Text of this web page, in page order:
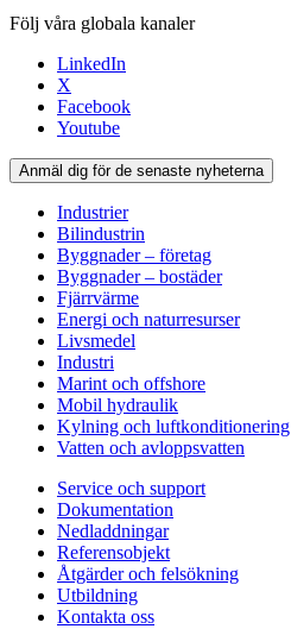
Följ våra globala kanaler
LinkedIn
X
Facebook
Youtube
Anmäl dig för de senaste nyheterna
Industrier
Bilindustrin
Byggnader – företag
Byggnader – bostäder
Fjärrvärme
Energi och naturresurser
Livsmedel
Industri
Marint och offshore
Mobil hydraulik
Kylning och luftkonditionering
Vatten och avloppsvatten
Service och support
Dokumentation
Nedladdningar
Referensobjekt
Åtgärder och felsökning
Utbildning
Kontakta oss